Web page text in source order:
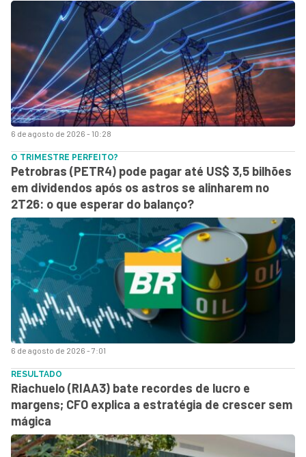
6 de agosto de 2026 - 10:28
6 de agosto de 2026 - 7:01
O TRIMESTRE PERFEITO?
Petrobras (PETR4) pode pagar até US$ 3,5 bilhões
em dividendos após os astros se alinharem no
2T26: o que esperar do balanço?
RESULTADO
Riachuelo (RIAA3) bate recordes de lucro e
margens; CFO explica a estratégia de crescer sem
mágica